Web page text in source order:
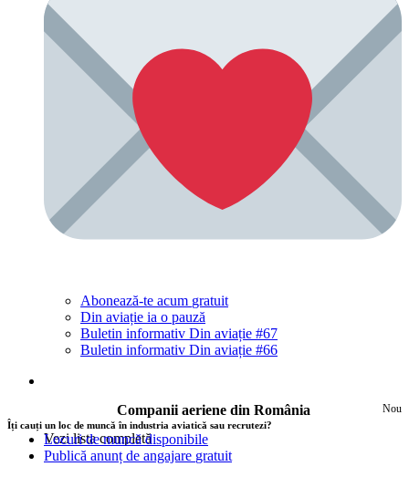
Abonează-te acum gratuit
Din aviație ia o pauză
Buletin informativ Din aviație #67
Buletin informativ Din aviație #66
Nou
Companii aeriene din România
Vezi lista completă
Îți cauți un loc de muncă în industria aviatică sau recrutezi?
Locuri de muncă disponibile
Publică anunț de angajare gratuit